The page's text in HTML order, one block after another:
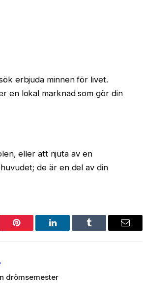
erbjuda minnen för livet.
en lokal marknad som gör din
eller att njuta av en
de är en del av din
Pinterest LinkedIn Tumblr Email
drömsemester